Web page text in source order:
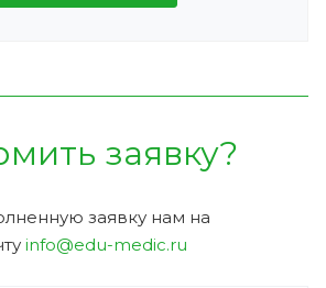
заявку?
заявку нам на
info@edu-medic.ru